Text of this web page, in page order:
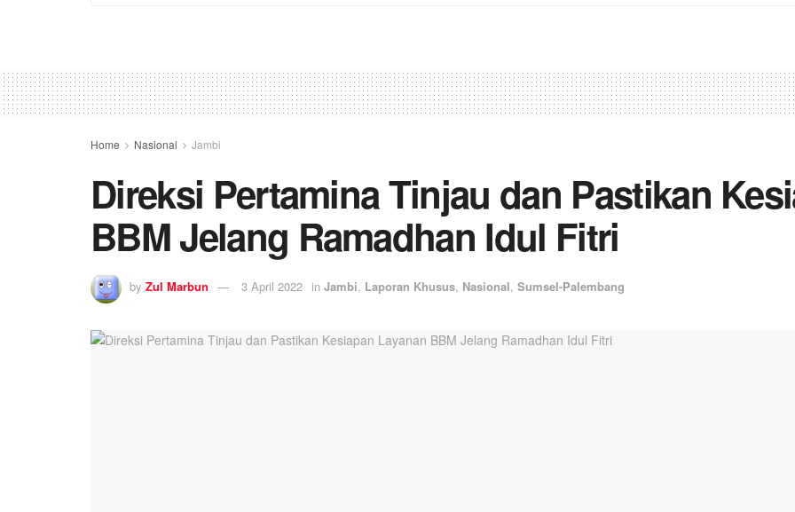
Home Nasional Jambi
Direksi Pertamina Tinjau dan Pastikan
BBM Jelang Ramadhan Idul Fitri
by Zul Marbun 3 April 2022 in Jambi, Laporan Khusus, Nasional, Sumsel-Palembang